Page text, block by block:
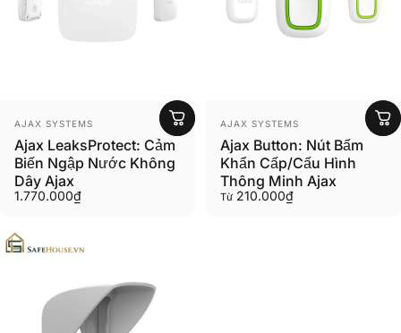
Người bán:
AJAX SYSTEMS
Ajax LeaksProtect: Cảm
Biến Ngập Nước Không
Dây Ajax
1.770.000₫
Người bán:
AJAX SYSTEMS
Ajax Button: Nút Bấm
Khẩn Cấp/Cấu Hình
Thông Minh Ajax
Từ 210.000₫